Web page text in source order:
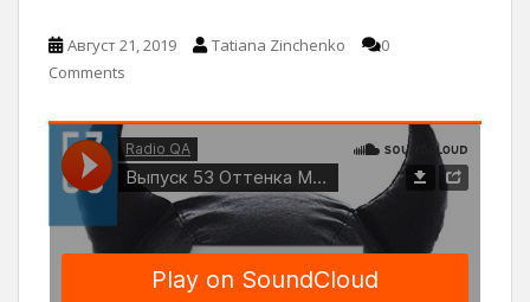
Август 21, 2019 Tatiana Zinchenko
0
Comments